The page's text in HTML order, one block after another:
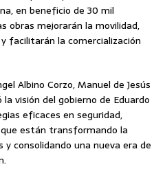
en beneficio de 30 mil
obras mejorarán la movilidad,
facilitarán la comercialización
Albino Corzo, Manuel de Jesús
visión del gobierno de Eduardo
eficaces en seguridad,
están transformando la
consolidando una nueva era de